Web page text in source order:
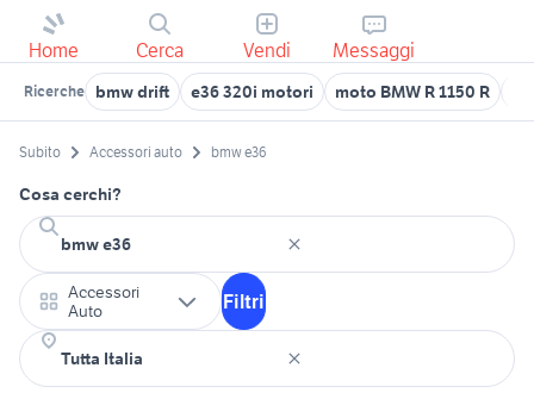
Home Cerca Vendi Messaggi
Ricerche bmw drift e36 320i motori moto BMW R 1150 R
Subito Accessori auto bmw e36
Cosa cerchi?
Accessori
Auto
Filtri